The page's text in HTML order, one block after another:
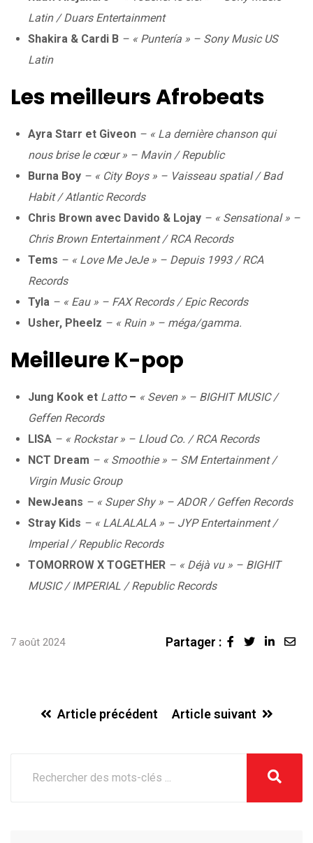
Latin / Duars Entertainment
Shakira & Cardi B – « Puntería » – Sony Music US
Latin
Les meilleurs Afrobeats
Ayra Starr et Giveon – « La dernière chanson qui
nous brise le cœur » – Mavin / Republic
Burna Boy – « City Boys » – Vaisseau spatial / Bad
Habit / Atlantic Records
Chris Brown avec Davido & Lojay – « Sensational » –
Chris Brown Entertainment / RCA Records
Tems – « Love Me JeJe » – Depuis 1993 / RCA
Records
Tyla – « Eau » – FAX Records / Epic Records
Usher, Pheelz – « Ruin » – méga/gamma.
Meilleure K-pop
Jung Kook et Latto – « Seven » – BIGHIT MUSIC /
Geffen Records
LISA – « Rockstar » – Lloud Co. / RCA Records
NCT Dream – « Smoothie » – SM Entertainment /
Virgin Music Group
NewJeans – « Super Shy » – ADOR / Geffen Records
Stray Kids – « LALALALA » – JYP Entertainment /
Imperial / Republic Records
TOMORROW X TOGETHER – « Déjà vu » – BIGHIT
MUSIC / IMPERIAL / Republic Records
7 août 2024 Partager :
Article précédent Article suivant